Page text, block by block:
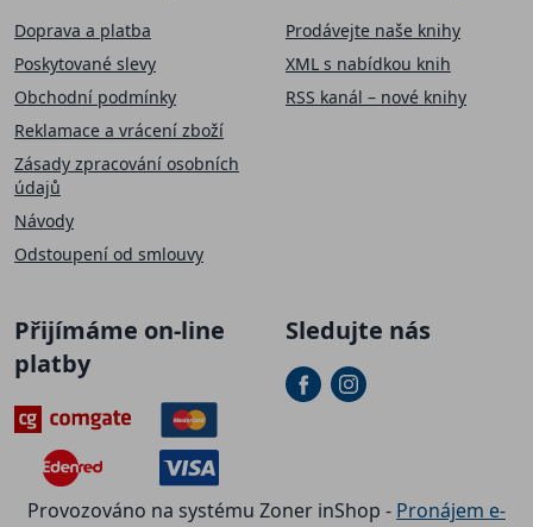
Doprava a platba
Poskytované slevy
Obchodní podmínky
Reklamace a vrácení zboží
Zásady zpracování osobních
údajů
Návody
Odstoupení od smlouvy
Prodávejte naše knihy
XML s nabídkou knih
RSS kanál – nové knihy
Přijímáme on-line
platby
Sledujte nás
Provozováno na systému Zoner inShop - Pronájem e-